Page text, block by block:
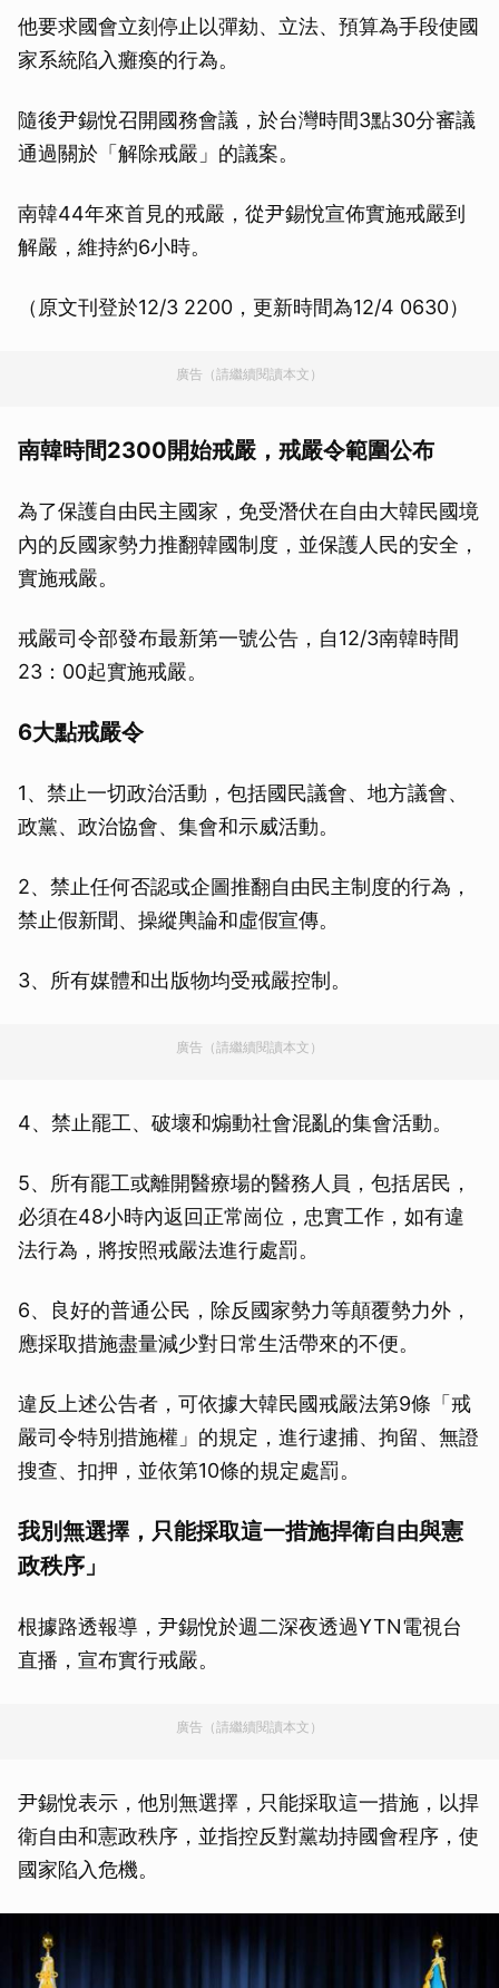
他要求國會立刻停止以彈劾、立法、預算為手段使國
家系統陷入癱瘓的行為。
隨後尹錫悅召開國務會議，於台灣時間3點30分審議
通過關於「解除戒嚴」的議案。
南韓44年來首見的戒嚴，從尹錫悅宣佈實施戒嚴到
解嚴，維持約6小時。
（原文刊登於12/3 2200，更新時間為12/4 0630）
廣告（請繼續閱讀本文）
南韓時間2300開始戒嚴，戒嚴令範圍公布
為了保護自由民主國家，免受潛伏在自由大韓民國境
內的反國家勢力推翻韓國制度，並保護人民的安全，
實施戒嚴。
戒嚴司令部發布最新第一號公告，自12/3南韓時間
23：00起實施戒嚴。
6大點戒嚴令
1、禁止一切政治活動，包括國民議會、地方議會、
政黨、政治協會、集會和示威活動。
2、禁止任何否認或企圖推翻自由民主制度的行為，
禁止假新聞、操縱輿論和虛假宣傳。
3、所有媒體和出版物均受戒嚴控制。
廣告（請繼續閱讀本文）
4、禁止罷工、破壞和煽動社會混亂的集會活動。
5、所有罷工或離開醫療場的醫務人員，包括居民，
必須在48小時內返回正常崗位，忠實工作，如有違
法行為，將按照戒嚴法進行處罰。
6、良好的普通公民，除反國家勢力等顛覆勢力外，
應採取措施盡量減少對日常生活帶來的不便。
違反上述公告者，可依據大韓民國戒嚴法第9條「戒
嚴司令特別措施權」的規定，進行逮捕、拘留、無證
搜查、扣押，並依第10條的規定處罰。
我別無選擇，只能採取這一措施捍衛自由與憲
政秩序」
根據路透報導，尹錫悅於週二深夜透過YTN電視台
直播，宣布實行戒嚴。
廣告（請繼續閱讀本文）
尹錫悅表示，他別無選擇，只能採取這一措施，以捍
衛自由和憲政秩序，並指控反對黨劫持國會程序，使
國家陷入危機。